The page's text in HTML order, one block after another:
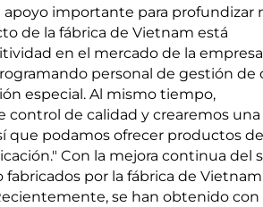
importante para profundizar
de la fábrica de Vietnam está
en el mercado de la
personal de gestión de
especial. Al mismo tiempo,
de calidad y crearemos una
que podamos ofrecer productos
Con la mejora continua del
por la fábrica de
se han obtenido